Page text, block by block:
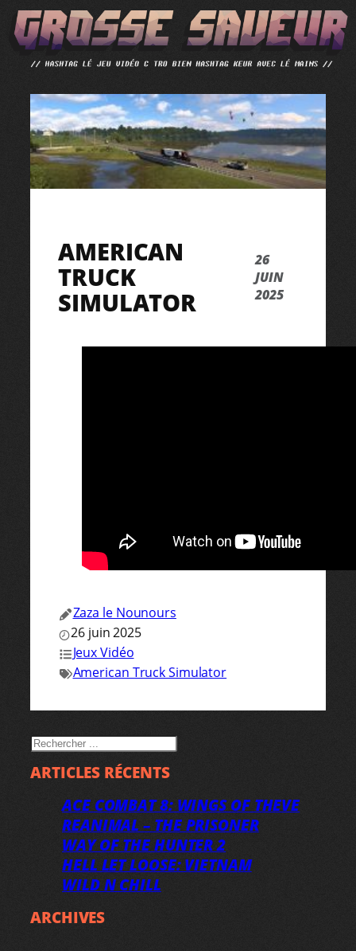
ALLER
AU
CONTENU
AMERICAN
TRUCK
SIMULATOR
26
JUIN
2025
Zaza le Nounours
26 juin 2025
Jeux Vidéo
American Truck Simulator
RECHERCHER
ARTICLES RÉCENTS
ACE COMBAT 8: WINGS OF THEVE
REANIMAL – THE PRISONER
WAY OF THE HUNTER 2
HELL LET LOOSE: VIETNAM
WILD N CHILL
ARCHIVES